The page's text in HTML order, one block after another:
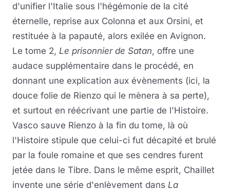
d'unifier l'Italie sous l'hégémonie de la cité
éternelle, reprise aux Colonna et aux Orsini, et
restituée à la papauté, alors exilée en Avignon.
Le tome 2, Le prisonnier de Satan, offre une
audace supplémentaire dans le procédé, en
donnant une explication aux évènements (ici, la
douce folie de Rienzo qui le mènera à sa perte),
et surtout en réécrivant une partie de l'Histoire.
Vasco sauve Rienzo à la fin du tome, là où
l'Histoire stipule que celui-ci fut décapité et brulé
par la foule romaine et que ses cendres furent
jetée dans le Tibre. Dans le même esprit, Chaillet
invente une série d'enlèvement dans La